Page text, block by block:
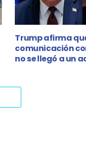
Trump afirma
comunicación
no se llegó a un